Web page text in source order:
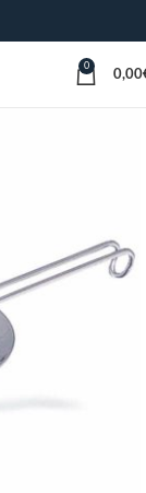
0
0,00